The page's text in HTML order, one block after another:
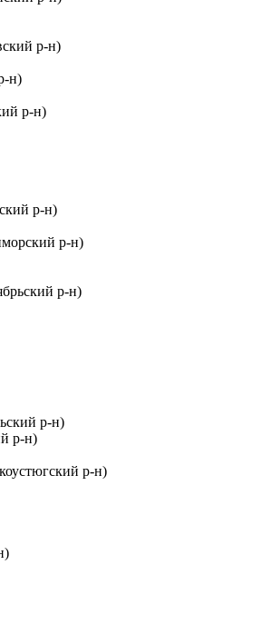
р-н)
н)
р-н)
р-н)
р-н)
р-н)
р-н)
р-н)
р-н)